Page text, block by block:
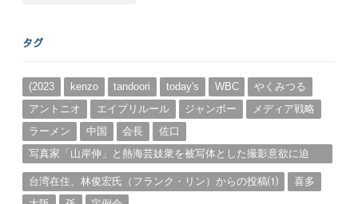
カ
ブ
タグ
(2023 kenzo tandoori today's WBC
やくみつる
アントニオ
エイプリルール ジャンボー
メディア戦略
ラーメン
中国 会長
佐口
写真家「山岸伸」と熱海芸妓衆を被写体とした撮影意欲に迫
台湾在住、林俊宏氏（フランク・リン）からの投稿⑴
喜多